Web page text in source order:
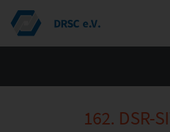
162. DSR-